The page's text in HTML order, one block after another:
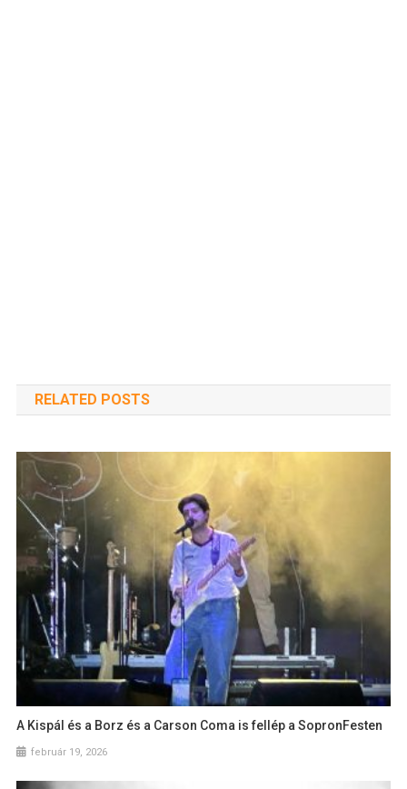
RELATED POSTS
A Kispál és a Borz és a Carson Coma is fellép a SopronFesten
február 19, 2026